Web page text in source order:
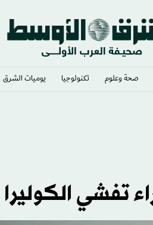
صحة وعلوم تكنولوجيا يوميات الشرق​